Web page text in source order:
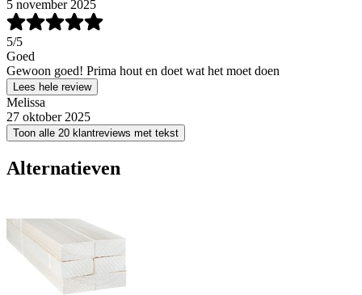
5 november 2025
5/5
Goed
Gewoon goed! Prima hout en doet wat het moet doen
Lees hele review
Melissa
27 oktober 2025
Toon alle 20 klantreviews met tekst
Alternatieven